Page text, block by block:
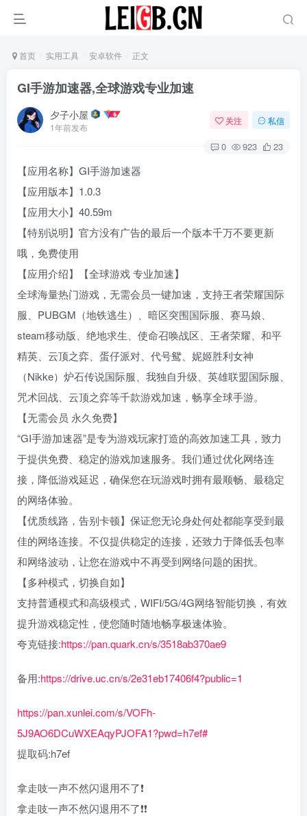
首页 实用工具 安卓软件 正文
GI手游加速器,全球游戏专业加速
夕子小屋
1年前发布
关注 私信
0 923 23
【应用名称】GI手游加速器
【应用版本】1.0.3
【应用大小】40.59m
【特别说明】官方没有广告的最后一个版本千万不要更新
哦，免费使用
【应用介绍】【全球游戏 专业加速】
全球海量热门游戏，无需会员一键加速，支持王者荣耀国际
服、PUBGM（地铁逃生）、暗区突围国际服、赛马娘、
steam移动版、绝地求生、使命召唤战区、王者荣耀、和平
精英、云顶之弈、蛋仔派对、代号鸳、妮姬胜利女神
（Nikke）炉石传说国际服、我独自升级、英雄联盟国际服、
咒术回战、云顶之弈等千款游戏加速，畅享全球手游。
【无需会员 永久免费】
“GI手游加速器”是专为游戏玩家打造的高效加速工具，致力
于提供免费、稳定的游戏加速服务。我们通过优化网络连
接，降低游戏延迟，确保您在玩游戏时拥有最顺畅、最稳定
的网络体验。
【优质线路，告别卡顿】保证您无论身处何处都能享受到最
佳的网络连接。不仅提供稳定的连接，还致力于降低丢包率
和网络波动，让您在游戏中不再受到网络问题的困扰。
【多种模式，切换自如】
支持普通模式和高级模式，WIFI/5G/4G网络智能切换，有效
提升游戏稳定性，使您随时随地畅享极速体验。
夸克链接:https://pan.quark.cn/s/3518ab370ae9
备用:https://drive.uc.cn/s/2e31eb17406f4?public=1
https://pan.xunlei.com/s/VOFh-
5J9AO6DCuWXEAqyPJOFA1?pwd=h7ef#
提取码:h7ef
拿走吱一声不然闪退用不了❗
拿走吱一声不然闪退用不了❗❗